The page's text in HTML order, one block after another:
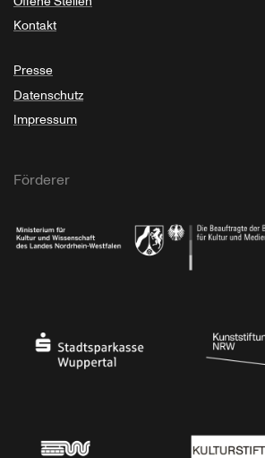
Kontakt
Presse
Datenschutz
Impressum
Förderer